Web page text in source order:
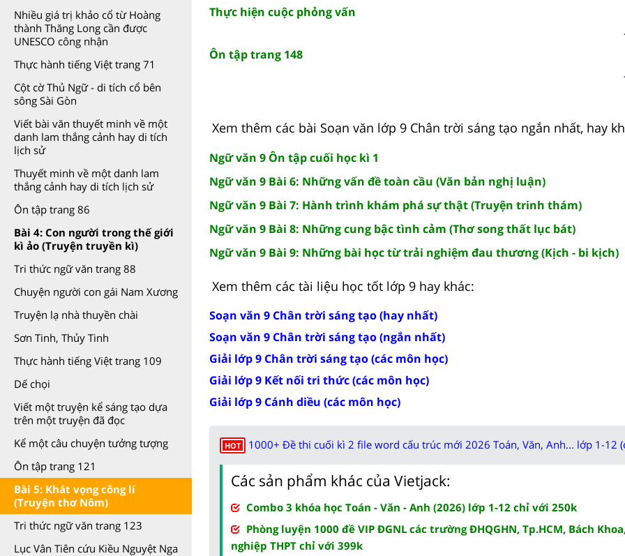
Nhiều giá trị khảo cổ từ Hoàng
thành Thăng Long cần được
UNESCO công nhận
Thực hành tiếng Việt trang 71
Cột cờ Thủ Ngữ - di tích cổ bên
sông Sài Gòn
Viết bài văn thuyết minh về một
danh lam thắng cảnh hay di tích
lịch sử
Thuyết minh về một danh lam
thắng cảnh hay di tích lịch sử
Ôn tập trang 86
Bài 4: Con người trong thế giới
kì ảo (Truyện truyền kì)
Tri thức ngữ văn trang 88
Chuyện người con gái Nam Xương
Truyện lạ nhà thuyền chài
Sơn Tinh, Thủy Tinh
Thực hành tiếng Việt trang 109
Dế chọi
Viết một truyện kể sáng tạo dựa
trên một truyện đã đọc
Kể một câu chuyện tưởng tượng
Ôn tập trang 121
Bài 5: Khát vọng công lí
(Truyện thơ Nôm)
Tri thức ngữ văn trang 123
Lục Vân Tiên cứu Kiều Nguyệt Nga
Thực hiện cuộc phỏng vấn
Ôn tập trang 148
Xem thêm các bài Soạn văn lớp 9 Chân trời sáng tạo ngắn nhất, hay
Ngữ văn 9 Ôn tập cuối học kì 1
Ngữ văn 9 Bài 6: Những vấn đề toàn cầu (Văn bản nghị luận)
Ngữ văn 9 Bài 7: Hành trình khám phá sự thật (Truyện trinh thám)
Ngữ văn 9 Bài 8: Những cung bậc tình cảm (Thơ song thất lục bát)
Ngữ văn 9 Bài 9: Những bài học từ trải nghiệm đau thương (Kịch - bi kịch)
Xem thêm các tài liệu học tốt lớp 9 hay khác:
Soạn văn 9 Chân trời sáng tạo (hay nhất)
Soạn văn 9 Chân trời sáng tạo (ngắn nhất)
Giải lớp 9 Chân trời sáng tạo (các môn học)
Giải lớp 9 Kết nối tri thức (các môn học)
Giải lớp 9 Cánh diều (các môn học)
HOT 1000+ Đề thi cuối kì 2 file word cấu trúc mới 2026 Toán, Văn, Anh... lớp 1-12
Các sản phẩm khác của Vietjack:
Combo 3 khóa học Toán - Văn - Anh (2026) lớp 1-12 chỉ với 250k
Phòng luyện 1000 đề VIP ĐGNL các trường ĐHQGHN, Tp.HCM, Bách
nghiệp THPT chỉ với 399k